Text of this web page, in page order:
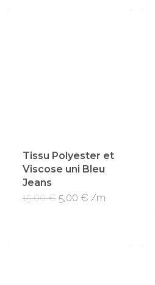
Tissu Polyester et
Viscose uni Bleu
Jeans
15,00€ Le
prix
5,00 €Le
/m